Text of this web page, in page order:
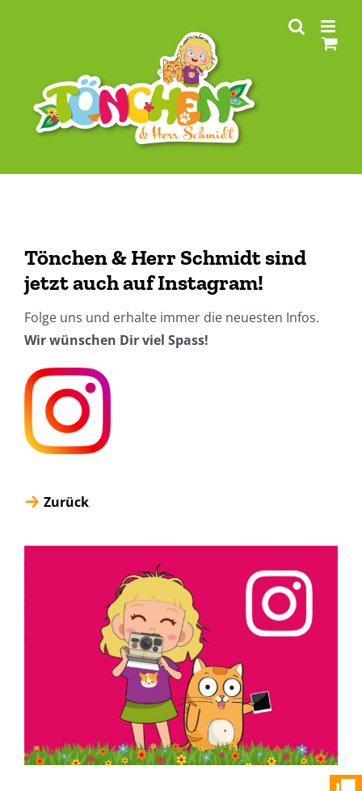
Tönchen & Herr Schmidt sind
jetzt auch auf Instagram!
Folge uns und erhalte immer die neuesten Infos.
Wir wünschen Dir viel Spass!
Zurück